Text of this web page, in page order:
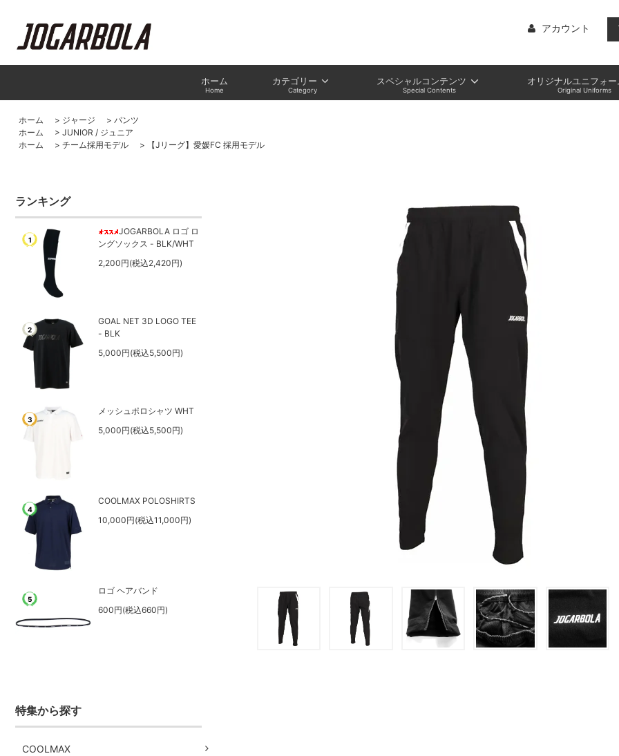
アカウント
ホーム
Home
カテゴリー
Category
スペシャルコンテンツ
Special Contents
オリジナルユニフォー
Original Uniforms
ホーム > ジャージ > パンツ
ホーム
> JUNIOR / ジュニア
ホーム
> チーム採用モデル > 【Jリーグ】愛媛FC 採用モデル
ランキング
1
JOGARBOLA ロゴ ロ
ングソックス - BLK/WHT
2,200円(税込2,420円)
2
GOAL NET 3D LOGO TEE
- BLK
5,000円(税込5,500円)
3
メッシュポロシャツ WHT
5,000円(税込5,500円)
4
COOLMAX POLOSHIRTS
10,000円(税込11,000円)
5
ロゴ ヘアバンド
600円(税込660円)
特集から探す
COOLMAX